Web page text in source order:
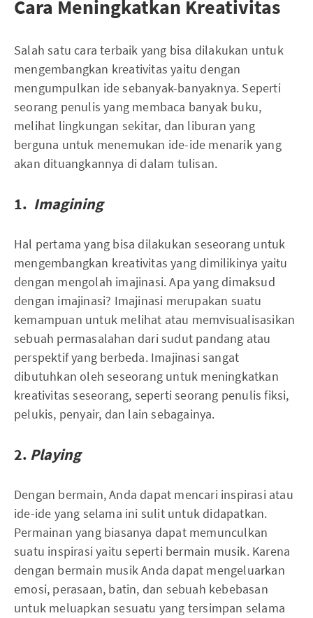
Cara Meningkatkan Kreativitas
Salah satu cara terbaik yang bisa dilakukan untuk
mengembangkan kreativitas yaitu dengan
mengumpulkan ide sebanyak-banyaknya. Seperti
seorang penulis yang membaca banyak buku,
melihat lingkungan sekitar, dan liburan yang
berguna untuk menemukan ide-ide menarik yang
akan dituangkannya di dalam tulisan.
1. Imagining
Hal pertama yang bisa dilakukan seseorang untuk
mengembangkan kreativitas yang dimilikinya yaitu
dengan mengolah imajinasi. Apa yang dimaksud
dengan imajinasi? Imajinasi merupakan suatu
kemampuan untuk melihat atau memvisualisasikan
sebuah permasalahan dari sudut pandang atau
perspektif yang berbeda. Imajinasi sangat
dibutuhkan oleh seseorang untuk meningkatkan
kreativitas seseorang, seperti seorang penulis fiksi,
pelukis, penyair, dan lain sebagainya.
2. Playing
Dengan bermain, Anda dapat mencari inspirasi atau
ide-ide yang selama ini sulit untuk didapatkan.
Permainan yang biasanya dapat memunculkan
suatu inspirasi yaitu seperti bermain musik. Karena
dengan bermain musik Anda dapat mengeluarkan
emosi, perasaan, batin, dan sebuah kebebasan
untuk meluapkan sesuatu yang tersimpan selama